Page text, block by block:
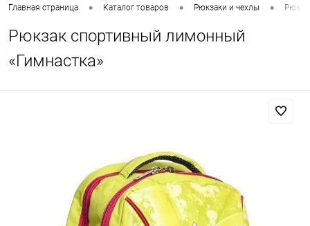
Главная страница • Каталог товаров • Рюкзаки и чехлы •
Рюкзак спортивный лимонный
«Гимнастка»